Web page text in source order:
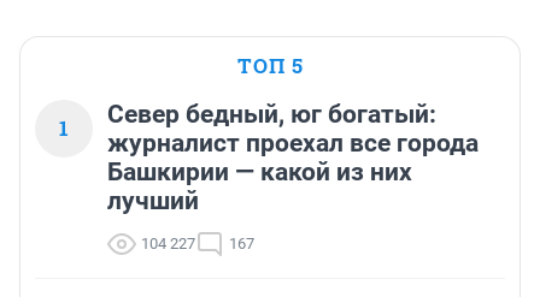
ТОП 5
1
Север бедный, юг богатый:
журналист проехал все города
Башкирии — какой из них
лучший
104 227 167